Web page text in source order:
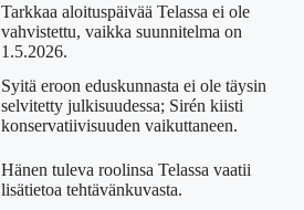
Tarkkaa aloituspäivää Telassa ei ole
vahvistettu, vaikka suunnitelma on
1.5.2026.
Syitä eroon eduskunnasta ei ole täysin
selvitetty julkisuudessa; Sirén kiisti
konservatiivisuuden vaikuttaneen.
Hänen tuleva roolinsa Telassa vaatii
lisätietoa tehtävänkuvasta.